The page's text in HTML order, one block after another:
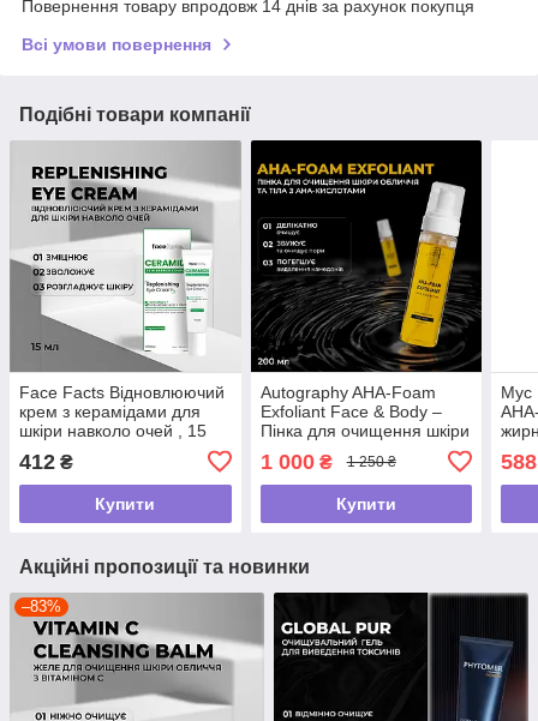
Повернення товару впродовж 14 днів за рахунок покупця
Всі умови повернення
Подібні товари компанії
Face Facts Відновлюючий
крем з керамідами для
шкіри навколо очей , 15
412 ₴
Купити
Autography AHA-Foam
Exfoliant Face & Body –
Пінка для очищення шкіри
кислотами, 200 мл
1 000₴ 1 250 ₴
Купити
Мус
588
Акційні пропозиції та новинки
–83%